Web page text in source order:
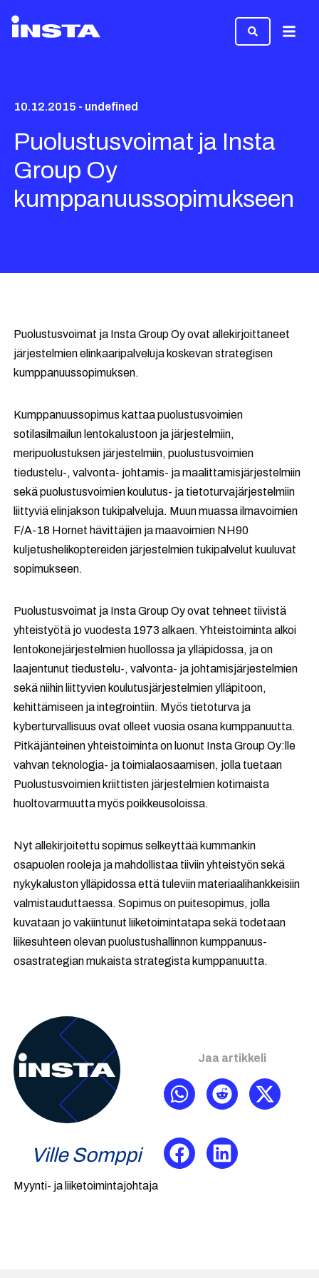
10.12.2015 - undefined
Puolustusvoimat ja Insta
Group Oy
kumppanuussopimukseen
Puolustusvoimat ja Insta Group Oy ovat allekirjoittaneet
järjestelmien elinkaaripalveluja koskevan strategisen
kumppanuussopimuksen.
Kumppanuussopimus kattaa puolustusvoimien
sotilasilmailun lentokalustoon ja järjestelmiin,
meripuolustuksen järjestelmiin, puolustusvoimien
tiedustelu-, valvonta- johtamis- ja maalittamisjärjestelmiin
sekä puolustusvoimien koulutus- ja tietoturvajärjestelmiin
liittyviä elinjakson tukipalveluja. Muun muassa ilmavoimien
F/A-18 Hornet hävittäjien ja maavoimien NH90
kuljetushelikoptereiden järjestelmien tukipalvelut kuuluvat
sopimukseen.
Puolustusvoimat ja Insta Group Oy ovat tehneet tiivistä
yhteistyötä jo vuodesta 1973 alkaen. Yhteistoiminta alkoi
lentokonejärjestelmien huollossa ja ylläpidossa, ja on
laajentunut tiedustelu-, valvonta- ja johtamisjärjestelmien
sekä niihin liittyvien koulutusjärjestelmien ylläpitoon,
kehittämiseen ja integrointiin. Myös tietoturva ja
kyberturvallisuus ovat olleet vuosia osana kumppanuutta.
Pitkäjänteinen yhteistoiminta on luonut Insta Group Oy:lle
vahvan teknologia- ja toimialaosaamisen, jolla tuetaan
Puolustusvoimien kriittisten järjestelmien kotimaista
huoltovarmuutta myös poikkeusoloissa.
Nyt allekirjoitettu sopimus selkeyttää kummankin
osapuolen rooleja ja mahdollistaa tiiviin yhteistyön sekä
nykykaluston ylläpidossa että tuleviin materiaalihankkeisiin
valmistauduttaessa. Sopimus on puitesopimus, jolla
kuvataan jo vakiintunut liiketoimintatapa sekä todetaan
liikesuhteen olevan puolustushallinnon kumppanuus-
osastrategian mukaista strategista kumppanuutta.
Ville Somppi
Myynti- ja liiketoimintajohtaja
Jaa artikkeli